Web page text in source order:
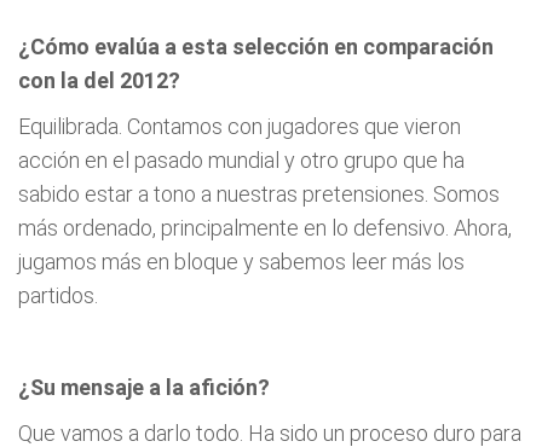
¿Cómo evalúa a esta selección en comparación
con la del 2012?
Equilibrada. Contamos con jugadores que vieron
acción en el pasado mundial y otro grupo que ha
sabido estar a tono a nuestras pretensiones. Somos
más ordenado, principalmente en lo defensivo. Ahora,
jugamos más en bloque y sabemos leer más los
partidos.
¿Su mensaje a la afición?
Que vamos a darlo todo. Ha sido un proceso duro para